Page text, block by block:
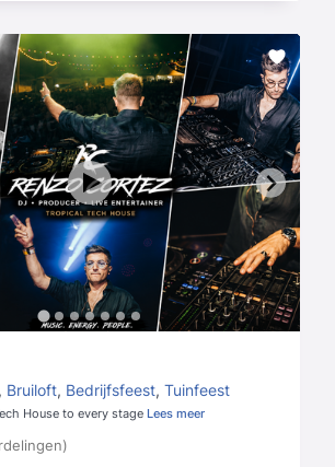
, Bruiloft, Bedrijfsfeest, Tuinfeest
House to every stage Lees meer